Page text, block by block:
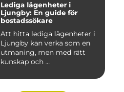
Lediga lägenheter i
Ljungby: En guide för
bostadssökare
Att hitta lediga lägenheter i
Ljungby kan verka som en
utmaning, men med rätt
kunskap och ...